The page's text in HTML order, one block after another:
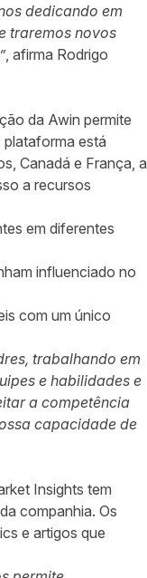
dedicando em
traremos novos
, afirma Rodrigo
da Awin permite
está
Canadá e França, a
a recursos
em diferentes
influenciado no
com um único
trabalhando em
e habilidades e
a competência
capacidade de
Insights tem
companhia. Os
e artigos que